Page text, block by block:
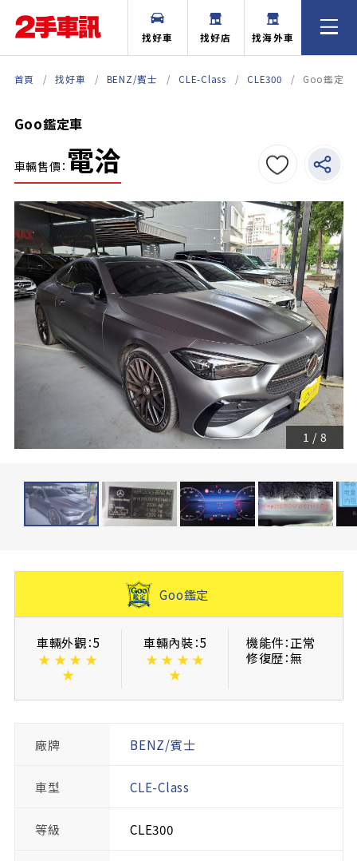
找好車 找好店 找海外車
首頁 找好車 BENZ/賓士 CLE-Class CLE300 Goo鑑定車
Goo鑑定車
車輛售價： 電洽
1 / 8
Goo鑑定
車輛外觀：5
★ ★ ★ ★
★
車輛內裝：5
★ ★ ★ ★
★
機能件：正常
修復歴：無
廠牌 BENZ/賓士
車型 CLE-Class
等級 CLE300